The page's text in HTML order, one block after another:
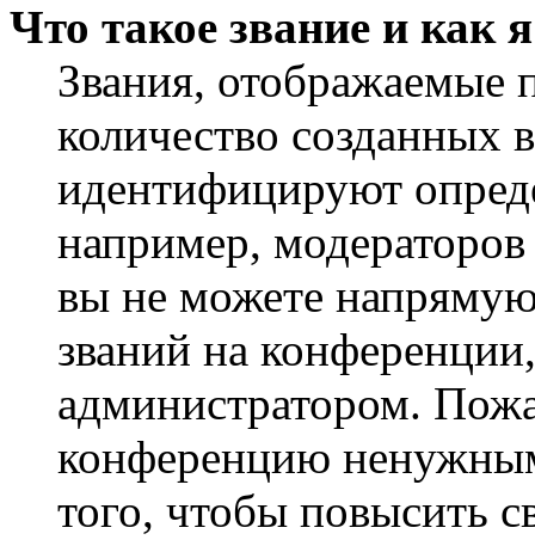
Что такое звание и как
Звания,
количество
идентифицируют
например,
вы не можете
званий на
администратором.
конференцию
того, чтобы повысить